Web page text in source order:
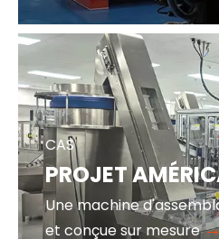
CAS
PROJET
Une machine
et conçue sur mesure